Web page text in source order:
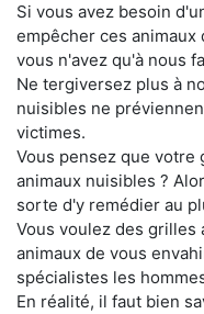
Si vous avez besoin
empêcher ces
vous n'avez qu'à nous
Ne tergiversez plus à
nuisibles ne
victimes.
Vous pensez que
animaux nuisibles ?
sorte d'y remédier au
Vous voulez des grilles
animaux de vous
spécialistes les
En réalité, il faut bien